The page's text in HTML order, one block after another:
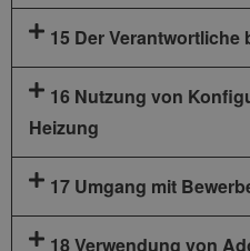
15 Der
16 Nutzung von
Heizung
17 Umgang mit
18 Verwendung von